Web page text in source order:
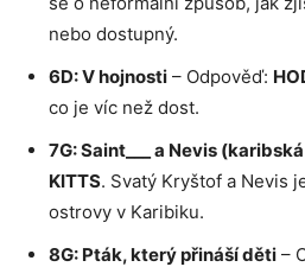
nebo dostupný.
6D: V hojnosti – Odpověď:
co je víc než dost.
7G: Saint___ a Nevis
KITTS. Svatý Kryštof a Nevis
ostrovy v Karibiku.
8G: Pták, který přináší děti –